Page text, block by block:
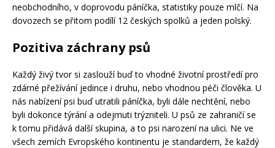
neobchodního, v doprovodu páníčka, statistiky pouze mlčí. Na
dovozech se přitom podílí 12 českých spolků a jeden polský.
Pozitiva záchrany psů
Každý živý tvor si zaslouží buď to vhodné životní prostředí pro
zdárné přežívání jedince i druhu, nebo vhodnou péči člověka. U
nás nabízení psi buď utratili páníčka, byli dále nechtění, nebo
byli dokonce týrání a odejmuti trýzniteli. U psů ze zahraničí se
k tomu přidává další skupina, a to psi narození na ulici. Ne ve
všech zemích Evropského kontinentu je standardem, že každý